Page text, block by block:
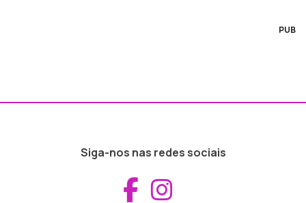
PUB
Siga-nos nas redes sociais
Aceder ao